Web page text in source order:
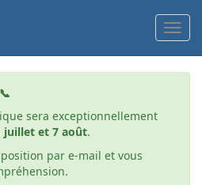
sera exceptionnellement
juillet et 7 août.
par e-mail et vous